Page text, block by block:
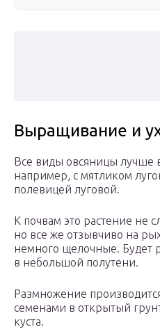
Выращивание и
Все виды овсяницы лучше
например, с мятликом
полевицей луговой.
К почвам это растение не
но все же отзывчиво на
немного щелочные. Будет
в небольшой полутени.
Размножение
семенами в открытый
куста.